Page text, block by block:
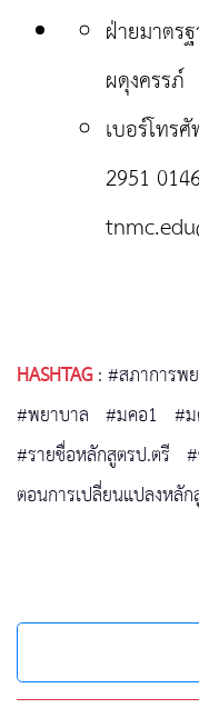
ฝ่ายมาตร
ผดุงครรภ์
เบอร์โทร
2951
HASHTAG:#สภาการพ
#พยาบาล #มคอ1 #
#รายชื่อหลักสูตรป.ตรี
ตอนการเปลี่ยนแปลงหลัก